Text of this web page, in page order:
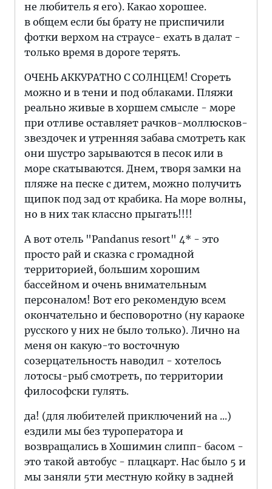
не любитель я его). Какао хорошее.
в общем если бы брату не приспичили
фотки верхом на страусе- ехать в далат -
только время в дороге терять.
ОЧЕНЬ АККУРАТНО С СОЛНЦЕМ! Сгореть
можно и в тени и под облаками. Пляжи
реально живые в хоршем смысле - море
при отливе оставляет рачков-моллюсков-
звездочек и утренняя забава смотреть как
они шустро зарываются в песок или в
море скатываются. Днем, творя замки на
пляже на песке с дитем, можно получить
щипок под зад от крабика. На море волны,
но в них так классно прыгать!!!!
А вот отель "Pandanus resort" 4* - это
просто рай и сказка с громадной
территорией, большим хорошим
бассейном и очень внимательным
персоналом! Вот его рекомендую всем
окончательно и бесповоротно (ну караоке
русского у них не было только). Лично на
меня он какую-то восточную
созерцательность наводил - хотелось
лотосы-рыб смотреть, по территории
философски гулять.
да! (для любителей приключений на ...)
ездили мы без туроператора и
возвращались в Хошимин слипп- басом -
это такой автобус - плацкарт. Нас было 5 и
мы заняли 5ти местную койку в задней